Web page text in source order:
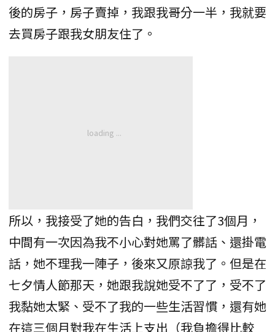
後的房子，房子賣掉，我跟我哥分一半，我就要
去買房子跟我女朋友住了。
所以，我接受了她的告白，我們交往了3個月，
中間有一次因為我不小心對她罵了髒話、還掛電
話，她不理我一陣子，後來又原諒我了。但是在
七夕情人節那天，她跟我說她受不了了，受不了
我黏她太緊、受不了我的一些生活習慣，還有她
在這三個月對我在生活上支出（我負擔得比較